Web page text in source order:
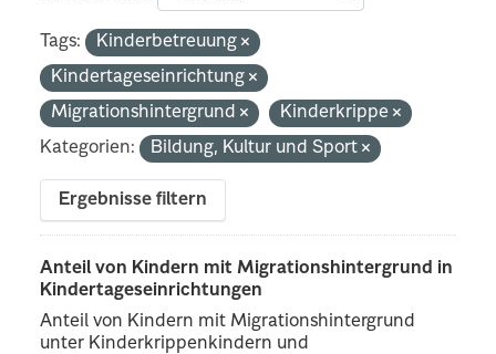
Tags:
Kinderbetreuung
Kindertageseinrichtung
Migrationshintergrund
Kinderkrippe
Kategorien:
Bildung, Kultur und Sport
Ergebnisse filtern
Anteil von Kindern mit Migrationshintergrund in
Kindertageseinrichtungen
Anteil von Kindern mit Migrationshintergrund
unter Kinderkrippenkindern und